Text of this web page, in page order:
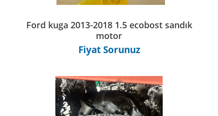
Ford kuga 2013-2018 1.5 ecobost sandık
motor
Fiyat Sorunuz